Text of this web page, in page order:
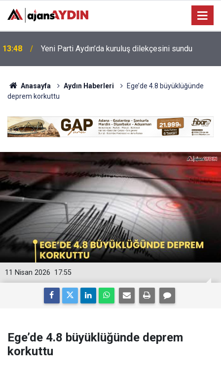
12:49
karşılayacak
Anasayfa Aydın Haberleri
Ege’de 4.8 büyüklüğünde
deprem korkuttu
17:55
11 Nisan 2026
Ege’de 4.8 büyüklüğünde deprem
korkuttu